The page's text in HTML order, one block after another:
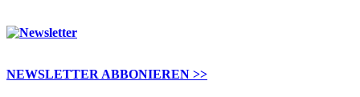
NEWSLETTER ABBONIEREN >>